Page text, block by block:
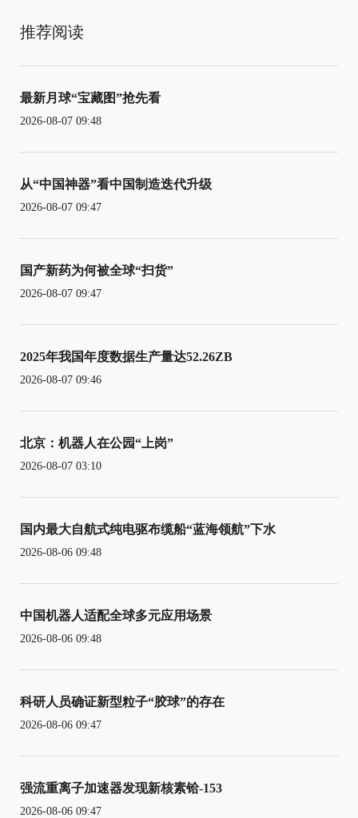
推荐阅读
最新月球“宝藏图”抢先看
2026-08-07 09:48
从“中国神器”看中国制造迭代升级
2026-08-07 09:47
国产新药为何被全球“扫货”
2026-08-07 09:47
2025年我国年度数据生产量达52.26ZB
2026-08-07 09:46
北京：机器人在公园“上岗”
2026-08-07 03:10
国内最大自航式纯电驱布缆船“蓝海领航”下水
2026-08-06 09:48
中国机器人适配全球多元应用场景
2026-08-06 09:48
科研人员确证新型粒子“胶球”的存在
2026-08-06 09:47
强流重离子加速器发现新核素铪-153
2026-08-06 09:47